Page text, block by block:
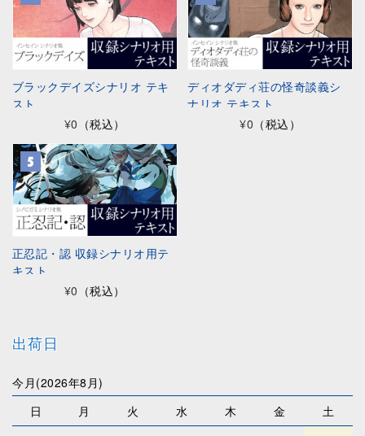
ブラックデイズシナリオ テキ
スト
¥0 （税込）
ディオダディ荘の怪奇談義シ
ナリオ テキスト
¥0 （税込）
正忍記・認 収録シナリオ用テ
キスト
¥0 （税込）
出荷日
今月(2026年8月)
日
月 火 水 木 金
土